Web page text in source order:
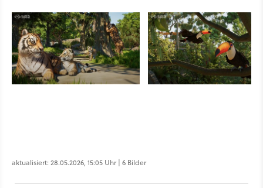
aktualisiert: 28.05.2026, 15:05 Uhr | 6 Bilder